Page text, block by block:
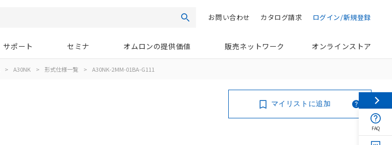
検索 ログイン/新規登録
カタログ請求
お問い合わせ
サポート セミナ オムロンの提供価値 販売ネットワーク オンラインストア
> A30NK > 形式仕様一覧 > A30NK-2MM-01BA-G111
マイリストに追加
FAQ